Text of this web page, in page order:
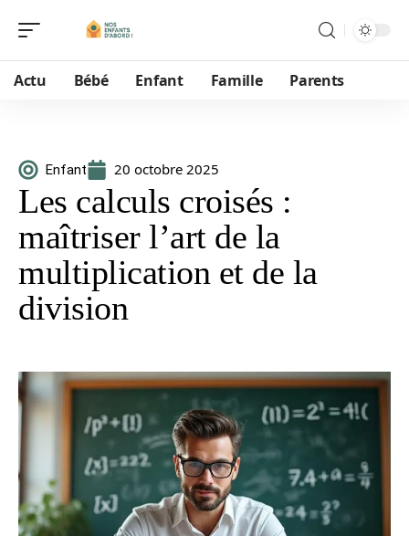
Actu Bébé Enfant Famille Parents
Enfant 20 octobre 2025
Les calculs croisés :
maîtriser l’art de la
multiplication et de la
division